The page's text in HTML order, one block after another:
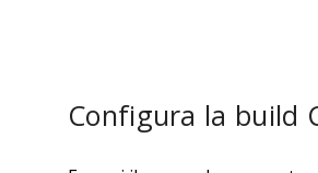
Configura la build